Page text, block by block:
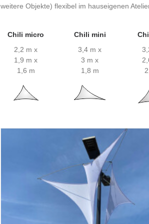
weitere Objekte) flexibel im hauseigenen
Chili micro
2,2 m x
1,9 m x
1,6 m
Chili mini
3,4 m x
3 m x
1,8 m